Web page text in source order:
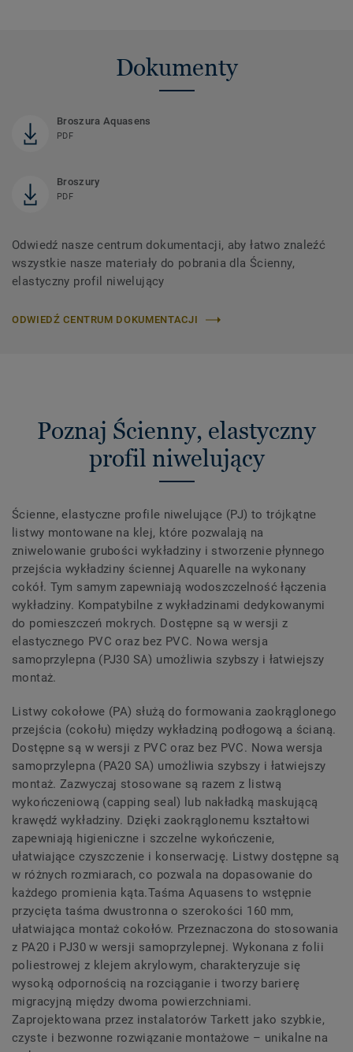
Dokumenty
Broszura Aquasens
PDF
Broszury
PDF
Odwiedź nasze centrum dokumentacji, aby łatwo znaleźć
wszystkie nasze materiały do ​​pobrania dla Ścienny,
elastyczny profil niwelujący
ODWIEDŹ CENTRUM DOKUMENTACJI
Poznaj Ścienny, elastyczny
profil niwelujący
Ścienne, elastyczne profile niwelujące (PJ) to trójkątne
listwy montowane na klej, które pozwalają na
zniwelowanie grubości wykładziny i stworzenie płynnego
przejścia wykładziny ściennej Aquarelle na wykonany
cokół. Tym samym zapewniają wodoszczelność łączenia
wykładziny. Kompatybilne z wykładzinami dedykowanymi
do pomieszczeń mokrych. Dostępne są w wersji z
elastycznego PVC oraz bez PVC. Nowa wersja
samoprzylepna (PJ30 SA) umożliwia szybszy i łatwiejszy
montaż.
Listwy cokołowe (PA) służą do formowania zaokrąglonego
przejścia (cokołu) między wykładziną podłogową a ścianą.
Dostępne są w wersji z PVC oraz bez PVC. Nowa wersja
samoprzylepna (PA20 SA) umożliwia szybszy i łatwiejszy
montaż. Zazwyczaj stosowane są razem z listwą
wykończeniową (capping seal) lub nakładką maskującą
krawędź wykładziny. Dzięki zaokrąglonemu kształtowi
zapewniają higieniczne i szczelne wykończenie,
ułatwiające czyszczenie i konserwację. Listwy dostępne są
w różnych rozmiarach, co pozwala na dopasowanie do
każdego promienia kąta.Taśma Aquasens to wstępnie
przycięta taśma dwustronna o szerokości 160 mm,
ułatwiająca montaż cokołów. Przeznaczona do stosowania
z PA20 i PJ30 w wersji samoprzylepnej. Wykonana z folii
poliestrowej z klejem akrylowym, charakteryzuje się
wysoką odpornością na rozciąganie i tworzy barierę
migracyjną między dwoma powierzchniami.
Zaprojektowana przez instalatorów Tarkett jako szybkie,
czyste i bezwonne rozwiązanie montażowe – unikalne na